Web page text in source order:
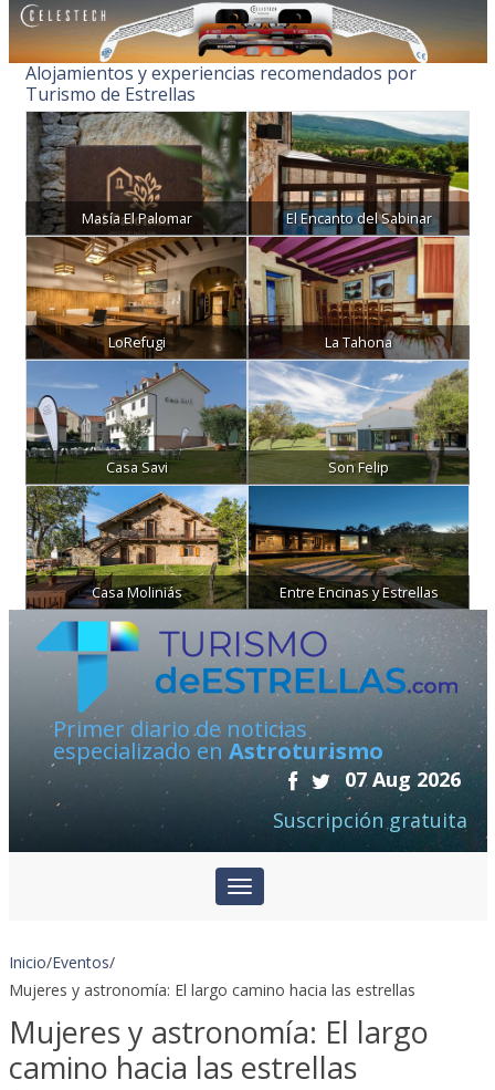
Alojamientos y experiencias recomendados por
Turismo de Estrellas
Masía El Palomar El Encanto del Sabinar
LoRefugi La Tahona
Casa Savi Son Felip
Casa Moliniás Entre Encinas y Estrellas
Primer diario de noticias
especializado en Astroturismo
07 Aug 2026
Suscripción gratuita
Inicio/Eventos/
Mujeres y astronomía: El largo camino hacia las estrellas
Mujeres y astronomía: El largo
camino hacia las estrellas